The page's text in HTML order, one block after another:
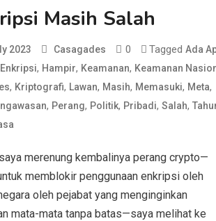
Masih Salah
2023 Casagades 0 Tagged Ada
Enkripsi, Hampir, Keamanan, Keamanan
, Kriptografi, Lawan, Masih, Memasuki, Meta,
, Perang, Politik, Pribadi, Salah,
merenung kembalinya perang crypto—
memblokir penggunaan enkripsi oleh
oleh pejabat yang menginginkan
mata-mata tanpa batas—saya melihat ke